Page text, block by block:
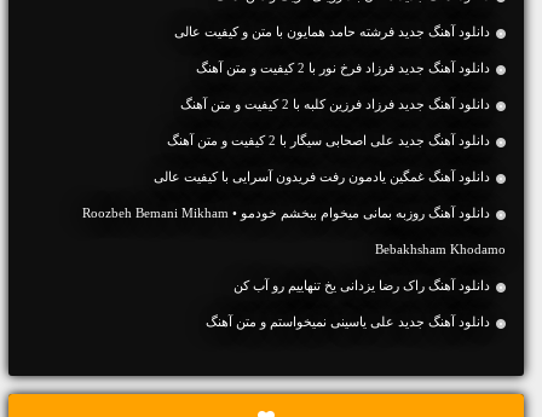
دانلود آهنگ جديد فرشته حامد همایون با متن و کیفیت عالی
دانلود آهنگ جديد فرزاد فرخ نور با 2 کیفیت و متن آهنگ
دانلود آهنگ جديد فرزاد فرزین کلبه با 2 کیفیت و متن آهنگ
دانلود آهنگ جديد علی اصحابی سیگار با 2 کیفیت و متن آهنگ
دانلود آهنگ غمگین یادمون رفت فریدون آسرایی با کیفیت عالی
دانلود آهنگ روزبه بمانی میخوام ببخشم خودمو • Roozbeh Bemani Mikham
Bebakhsham Khodamo
دانلود آهنگ راک رضا یزدانی یخ تنهاییم رو آب کن
دانلود آهنگ جديد علی یاسینی نمیخواستم و متن آهنگ